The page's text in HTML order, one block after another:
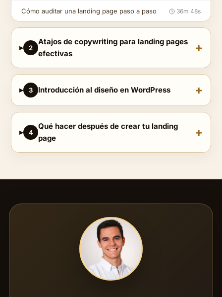
Cómo auditar una landing page paso a paso 36m 48s
2
Atajos de copywriting para landing pages
efectivas
3 Introducción al diseño en WordPress
4
Qué hacer después de crear tu landing
page